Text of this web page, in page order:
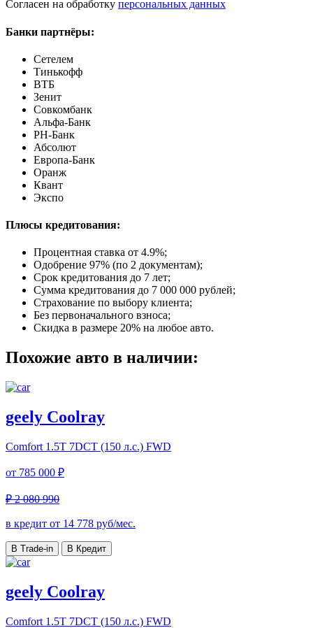
Согласен на обработку персональных данных
Банки партнёры:
Сетелем
Тинькофф
ВТБ
Зенит
Совкомбанк
Альфа-Банк
РН-Банк
Абсолют
Европа-Банк
Оранж
Квант
Экспо
Плюсы кредитования:
Процентная ставка от 4.9%;
Одобрение 97% (по 2 документам);
Срок кредитования до 7 лет;
Сумма кредитования до 7 000 000 рублей;
Страхование по выбору клиента;
Без первоначального взноса;
Скидка в размере 20% на любое авто.
Похожие авто в наличии:
geely Coolray
Comfort 1.5T 7DCT (150 л.с.) FWD
от 785 000 ₽
₽ 2 080 990
в кредит от 14 778 руб/мес.
В Trade-in В Кредит
geely Coolray
Comfort 1.5T 7DCT (150 л.с.) FWD